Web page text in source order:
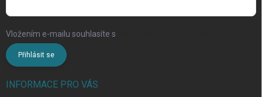
Vložením e-mailu souhlasíte s
Přihlásit se
INFORMACE PRO VÁS